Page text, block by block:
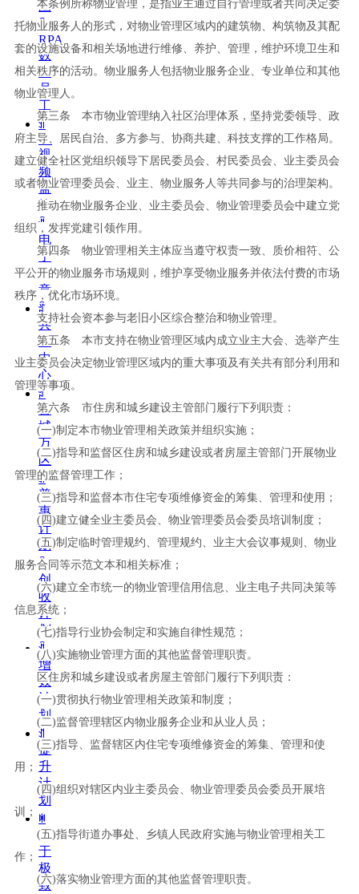
圈
ꀉ
RPA
数
字
员
工
ꀉ
AI
视
频
监
控
ꀉ
电
子
签
章
ꄁ
共
享
中
心
ꄁ
百
城
万
区
ꀉ
普
惠
计
划
ꀉ
创
收
计
划
ꀉ
增
效
计
划
ꀉ
提
升
计
划
ꂐ
关
于
极
致
本条例所称物业管理，是指业主通过自行管理或者共同决定委
托物业服务人的形式，对物业管理区域内的建筑物、构筑物及其配
套的设施设备和相关场地进行维修、养护、管理，维护环境卫生和
相关秩序的活动。物业服务人包括物业服务企业、专业单位和其他
物业管理人。
第三条 本市物业管理纳入社区治理体系，坚持党委领导、政
府主导、居民自治、多方参与、协商共建、科技支撑的工作格局。
建立健全社区党组织领导下居民委员会、村民委员会、业主委员会
或者物业管理委员会、业主、物业服务人等共同参与的治理架构。
推动在物业服务企业、业主委员会、物业管理委员会中建立党
组织，发挥党建引领作用。
第四条 物业管理相关主体应当遵守权责一致、质价相符、公
平公开的物业服务市场规则，维护享受物业服务并依法付费的市场
秩序，优化市场环境。
支持社会资本参与老旧小区综合整治和物业管理。
第五条 本市支持在物业管理区域内成立业主大会、选举产生
业主委员会决定物业管理区域内的重大事项及有关共有部分利用和
管理等事项。
第六条 市住房和城乡建设主管部门履行下列职责：
(一)制定本市物业管理相关政策并组织实施；
( 二)指导和监督区住房和城乡建设或者房屋主管部门开展物业
管理的监督管理工作；
(三)指导和监督本市住宅专项维修资金的筹集、管理和使用；
( 四)建立健全业主委员会、物业管理委员会委员培训制度；
(五)制定临时管理规约、管理规约、业主大会议事规则、物业
服务合同等示范文本和相关标准；
(六)建立全市统一的物业管理信用信息、业主电子共同决策等
信息系统；
(七)指导行业协会制定和实施自律性规范；
( 八)实施物业管理方面的其他监督管理职责。
区住房和城乡建设或者房屋主管部门履行下列职责：
(一)贯彻执行物业管理相关政策和制度；
( 二)监督管理辖区内物业服务企业和从业人员；
(三)指导、监督辖区内住宅专项维修资金的筹集、管理和使
用；
( 四)组织对辖区内业主委员会、物业管理委员会委员开展培
训；
(五)指导街道办事处、乡镇人民政府实施与物业管理相关工
作；
(六)落实物业管理方面的其他监督管理职责。